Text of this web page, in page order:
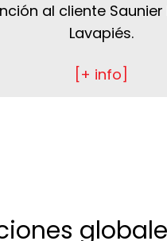
al cliente Saunier
Lavapiés.
[+ info]